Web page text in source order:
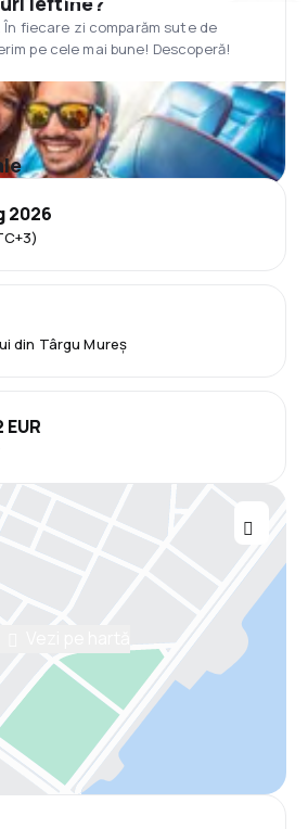
fiecare zi comparăm sute de
pe cele mai bune! Descoperă!
2026
din Târgu Mureș
EUR